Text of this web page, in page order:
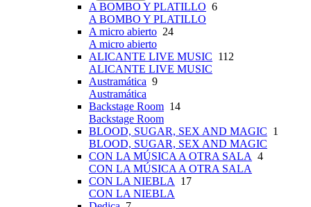
A BOMBO Y PLATILLO 6
A BOMBO Y PLATILLO
A micro abierto 24
A micro abierto
ALICANTE LIVE MUSIC 112
ALICANTE LIVE MUSIC
Austramática 9
Austramática
Backstage Room 14
Backstage Room
BLOOD, SUGAR, SEX AND MAGIC 1
BLOOD, SUGAR, SEX AND MAGIC
CON LA MÚSICA A OTRA SALA 4
CON LA MÚSICA A OTRA SALA
CON LA NIEBLA 17
CON LA NIEBLA